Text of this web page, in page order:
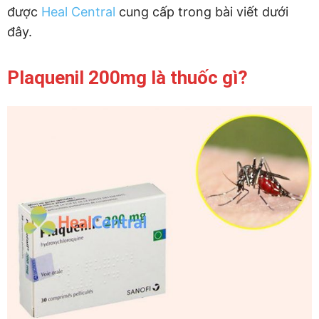
được Heal Central cung cấp trong bài viết dưới
đây.
Plaquenil 200mg là thuốc gì?